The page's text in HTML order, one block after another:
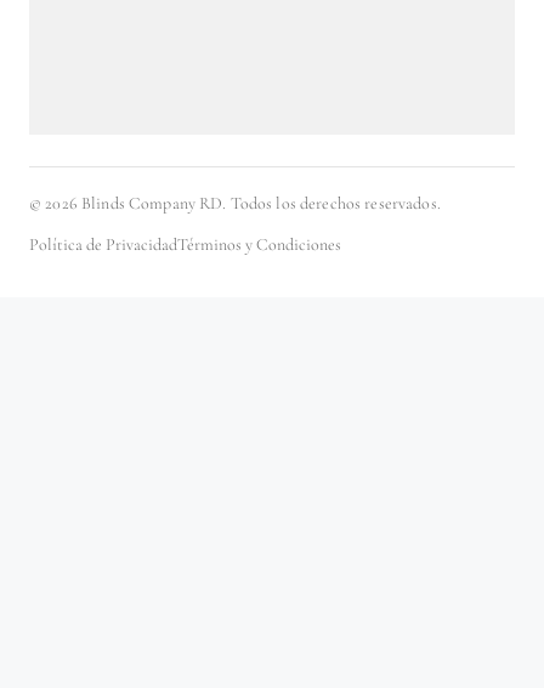
©2026 Blinds Company RD. Todos los derechos reservados.
Política de PrivacidadTérminos y Condiciones